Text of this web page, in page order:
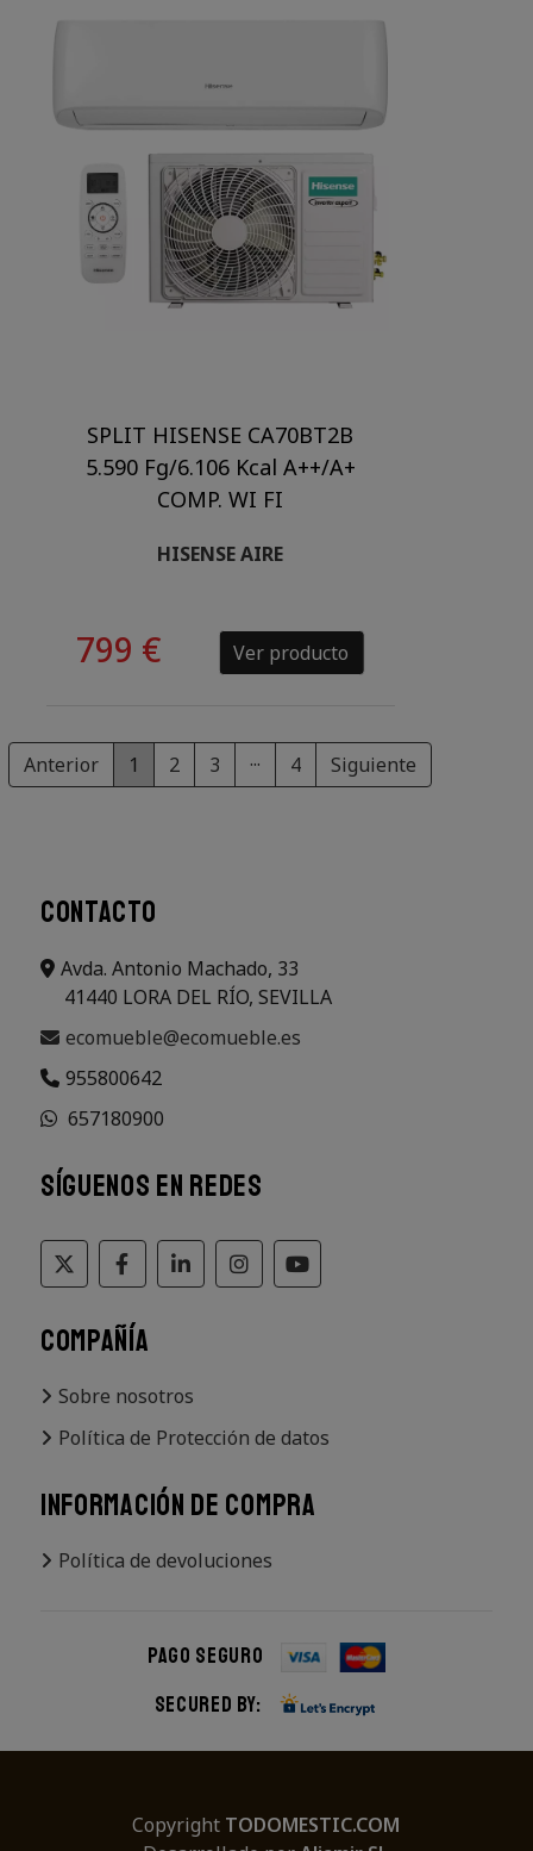
SPLIT HISENSE CA70BT2B
5.590 Fg/6.106 Kcal A++/A+
COMP. WI FI
HISENSE AIRE
799 € Ver producto
Anterior 1 2 3 ··· 4 Siguiente
CONTACTO
Avda. Antonio Machado, 33
41440 LORA DEL RÍO, SEVILLA
ecomueble@ecomueble.es
955800642
657180900
SÍGUENOS EN REDES
COMPAÑÍA
Sobre nosotros
Política de Protección de datos
INFORMACIÓN DE COMPRA
Política de devoluciones
Pago seguro
Secured by:
Copyright TODOMESTIC.COM